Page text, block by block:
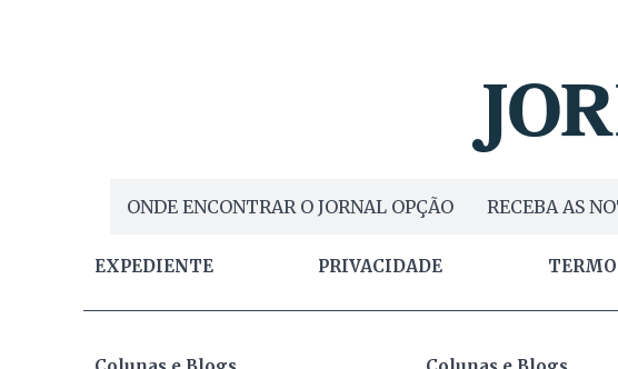
ONDE ENCONTRAR O JORNAL OPÇÃO RECEBA AS
EXPEDIENTE PRIVACIDADE